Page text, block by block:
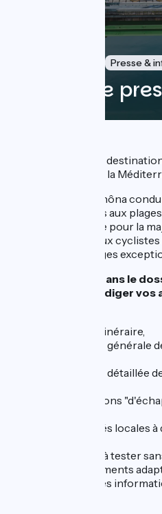
Presse &
Dossier de
ViaRhôna, c’est LA
Rhône, du Léman à la
La véloroute ViaRhôna
montagnes alpines aux
de 815 km, et située pour la
Rhône, elle offre aux
diversité de paysages
Vous trouverez dans le
éléments pour rédiger vos
la carte de l’itinéraire,
présentation générale
présentation détaillée
des propositons
des spécialités locales
des activités à tester
des hébergements
et bien sur des